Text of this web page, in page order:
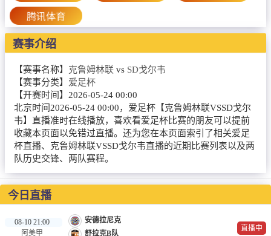
篮球直播
NBA
CBA
录像
足球录像
篮球录像
新闻
足球新闻
篮球新闻
腾讯体育
赛事介绍
【赛事名称】 克鲁姆林联 vs SD戈尔韦
【赛事分类】 爱足杯
【开赛时间】 2026-05-24 00:00
北京时间2026-05-24 00:00，爱足杯【克鲁姆林联VSSD戈尔
韦】直播准时在线播放，喜欢看爱足杯比赛的朋友可以提前
收藏本页面以免错过直播。还为您在本页面索引了相关爱足
杯直播、克鲁姆林联VSSD戈尔韦直播的近期比赛列表以及两
队历史交锋、两队赛程。
今日直播
08-10 21:00
阿美甲
安德拉尼克
舒拉克B队
直播中